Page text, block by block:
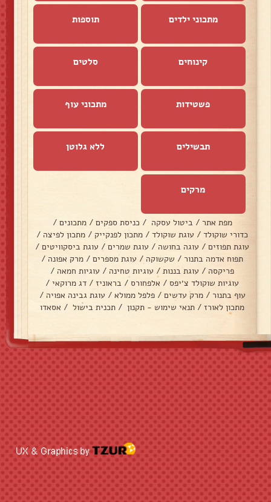
מתכוני ילדים תוספות
קינוחים סלטים
פשטידות מתכוני עוף
תבשילים ללא גלוטן
מרקים
מפת אתר / ביטול עסקה / כניסת ספקים / מתכונים /
כדורי שוקולד / עוגת שוקולד / מתכון לפנקייק / מתכון לפיצה /
עוגת תפוזים / עוגה בחושה / עוגת שמרים / עוגת ביסקוויטים /
תפוח אדמה בתנור / שקשוקה / עוגת מספרים / מרק אפונה /
פריקסה / עוגת בננות / עוגיות טחינה / עוגיות חמאה /
עוגיות שוקולד צ׳יפס / אלפחורס / בראוניז / דג מרוקאי /
עוף בתנור / מרק עדשים / פלפל ממולא / עוגת גבינה אפויה /
מתכון לאורז / תנאי שימוש - תקנון / תכנית בישול / אסאדו